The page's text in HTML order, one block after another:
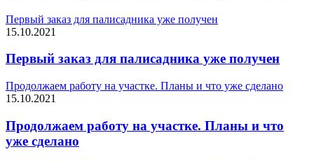
Первый заказ для палисадника уже получен
15.10.2021
Первый заказ для палисадника уже получен
Продолжаем работу на участке. Планы и что уже сделано
15.10.2021
Продолжаем работу на участке. Планы и что
уже сделано